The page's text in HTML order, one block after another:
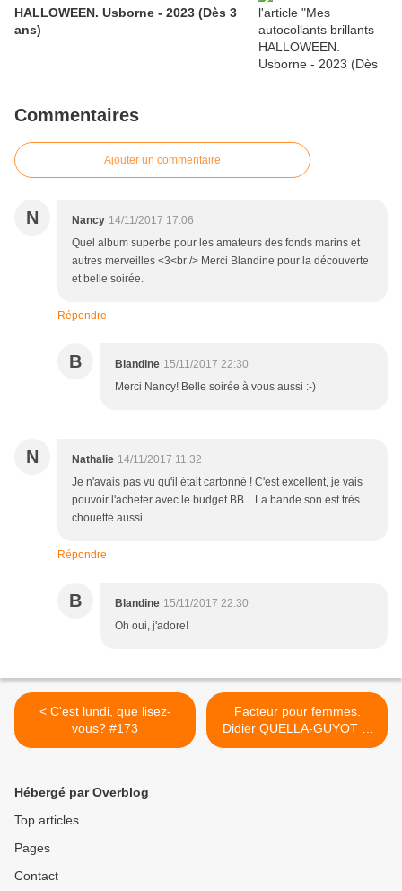
HALLOWEEN. Usborne - 2023 (Dès 3
ans)
Commentaires
Ajouter un commentaire
N Nancy 14/11/2017 17:06
Quel album superbe pour les amateurs des fonds marins et
autres merveilles <3<br /> Merci Blandine pour la découverte
et belle soirée.
Répondre
B Blandine 15/11/2017 22:30
Merci Nancy! Belle soirée à vous aussi :-)
N Nathalie 14/11/2017 11:32
Je n'avais pas vu qu'il était cartonné ! C'est excellent, je vais
pouvoir l'acheter avec le budget BB... La bande son est très
chouette aussi...
Répondre
B Blandine 15/11/2017 22:30
Oh oui, j'adore!
< C'est lundi, que lisez-
vous? #173
Facteur pour femmes.
Didier QUELLA-GUYOT et
Sébastien MORICE – 2015
Hébergé par Overblog
Top articles
Pages
Contact